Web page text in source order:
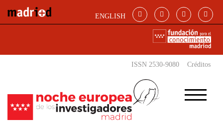
ENGLISH
ISSN 2530-9080 Créditos